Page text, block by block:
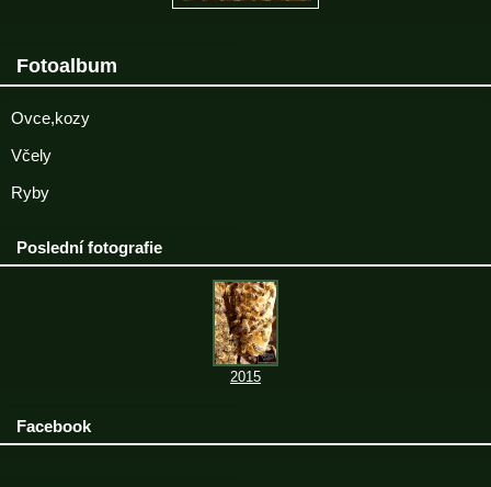
Fotoalbum
Ovce,kozy
Včely
Ryby
Poslední fotografie
2015
Facebook